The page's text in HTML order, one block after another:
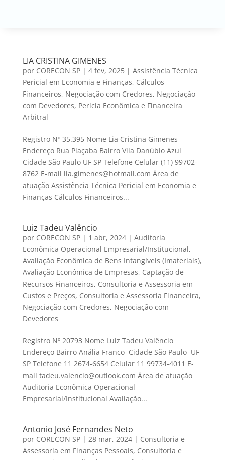
LIA CRISTINA GIMENES
por CORECON SP| 4 fev, 2025| Assistência Técnica
Pericial em Economia e Finanças, Cálculos
Financeiros, Negociação com Credores, Negociação
com Devedores, Perícia Econômica e Financeira
Arbitral
Registro Nº 35.395 Nome Lia Cristina Gimenes
Endereço Rua Piaçaba Bairro Vila Danúbio Azul
Cidade São Paulo UF SP Telefone Celular (11) 99702-
8762 E-mail lia.gimenes@hotmail.com Área de
atuação Assistência Técnica Pericial em Economia e
Finanças Cálculos Financeiros...
Luiz Tadeu Valêncio
por CORECON SP| 1 abr, 2024| Auditoria
Econômica Operacional Empresarial/Institucional,
Avaliação Econômica de Bens Intangíveis (Imateriais),
Avaliação Econômica de Empresas, Captação de
Recursos Financeiros, Consultoria e Assessoria em
Custos e Preços, Consultoria e Assessoria Financeira,
Negociação com Credores, Negociação com
Devedores
Registro Nº 20793 Nome Luiz Tadeu Valêncio
Endereço Bairro Anália Franco Cidade São Paulo UF
SP Telefone 11 2674-6654 Celular 11 99734-4011 E-
mail tadeu.valencio@outlook.com Área de atuação
Auditoria Econômica Operacional
Empresarial/Institucional Avaliação...
Antonio José Fernandes Neto
por CORECON SP| 28 mar, 2024| Consultoria e
Assessoria em Finanças Pessoais, Consultoria e